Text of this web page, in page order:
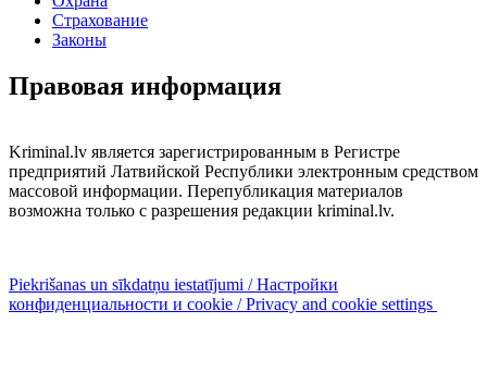
Страхование
Законы
Правовая информация
Kriminal.lv является зарегистрированным в Регистре
предприятий Латвийской Республики электронным средством
массовой информации. Перепубликация материалов
возможна только с разрешения редакции kriminal.lv.
Piekrišanas un sīkdatņu iestatījumi / Настройки
конфиденциальности и cookie / Privacy and cookie settings